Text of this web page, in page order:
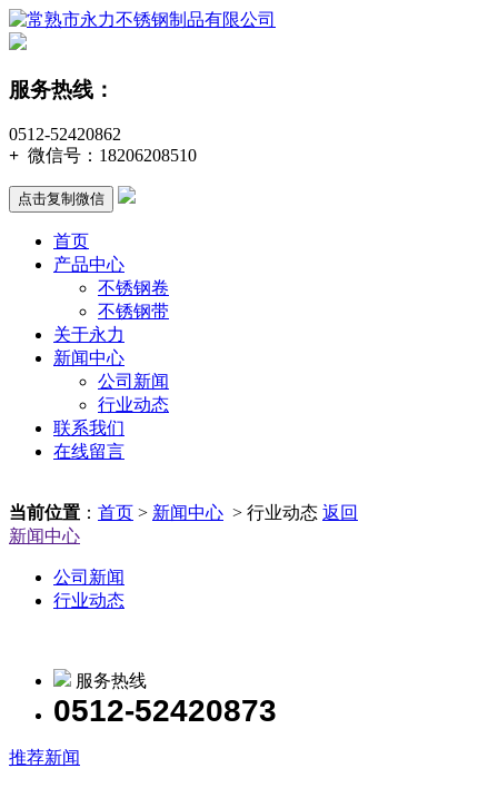
服务热线：
0512-52420862
+ 微信号： 18206208510
点击复制微信
首页
产品中心
不锈钢卷
不锈钢带
关于永力
新闻中心
公司新闻
行业动态
联系我们
在线留言
当前位置 ： 首页 > 新闻中心 > 行业动态 返回
新闻中心
公司新闻
行业动态
服务热线
0512-52420873
推荐新闻